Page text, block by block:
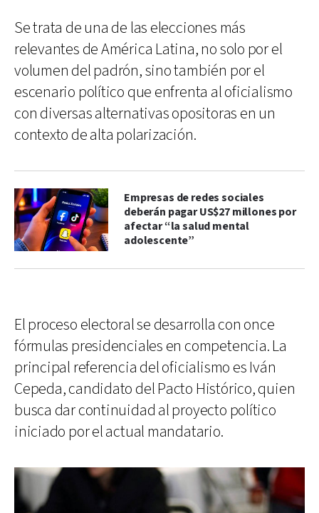
Se trata de una de las elecciones más
relevantes de América Latina, no solo por el
volumen del padrón, sino también por el
escenario político que enfrenta al oficialismo
con diversas alternativas opositoras en un
contexto de alta polarización.
Empresas de redes sociales
deberán pagar US$27 millones por
afectar “la salud mental
adolescente”
El proceso electoral se desarrolla con once
fórmulas presidenciales en competencia. La
principal referencia del oficialismo es Iván
Cepeda, candidato del Pacto Histórico, quien
busca dar continuidad al proyecto político
iniciado por el actual mandatario.